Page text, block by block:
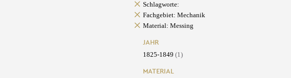
Schlagworte:
Fachgebiet: Mechanik
Material: Messing
JAHR
1825-1849 (1)
MATERIAL